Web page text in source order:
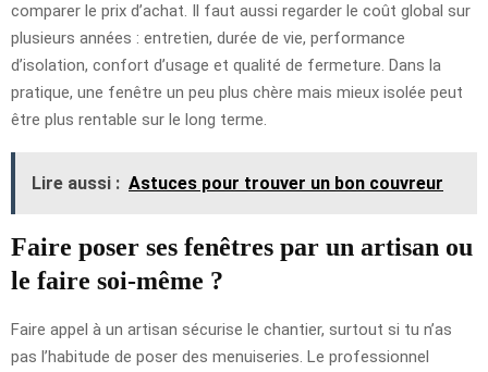
comparer le prix d’achat. Il faut aussi regarder le coût global sur
plusieurs années : entretien, durée de vie, performance
d’isolation, confort d’usage et qualité de fermeture. Dans la
pratique, une fenêtre un peu plus chère mais mieux isolée peut
être plus rentable sur le long terme.
Lire aussi : Astuces pour trouver un bon couvreur
Faire poser ses fenêtres par un artisan ou
le faire soi-même ?
Faire appel à un artisan sécurise le chantier, surtout si tu n’as
pas l’habitude de poser des menuiseries. Le professionnel